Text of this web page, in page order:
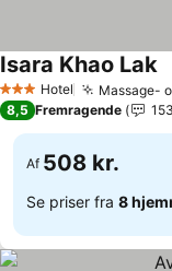
3 StjernerHotel Massage-
Isara Khao Lak
8,5 Fremragende 153
Af 508 kr.
Se priser fra 8